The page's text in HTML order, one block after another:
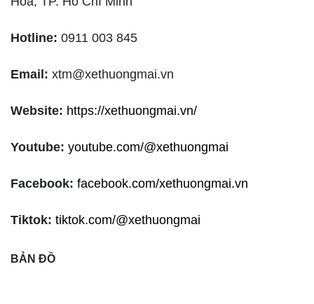
Hotline: 0911 003 845
Email: xtm@xethuongmai.vn
Website: https://xethuongmai.vn/
Youtube: youtube.com/@xethuongmai
Facebook: facebook.com/xethuongmai.vn
Tiktok: tiktok.com/@xethuongmai
BẢN ĐỒ